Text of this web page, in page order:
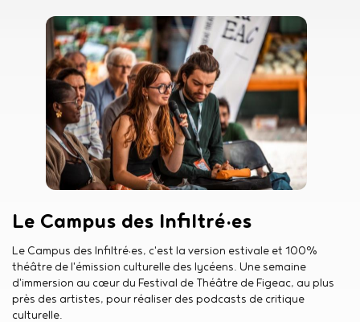
Le Campus des Infiltré·es
Résumé
Le Campus des Infiltré·es, c'est la version estivale et 100%
théâtre de l'émission culturelle des lycéens. Une semaine
d'immersion au cœur du Festival de Théâtre de Figeac, au plus
près des artistes, pour réaliser des podcasts de critique
culturelle.